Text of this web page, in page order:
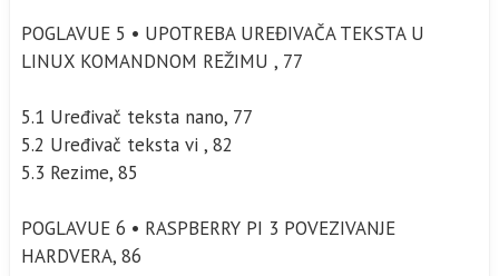
POGLAVUE 5 • UPOTREBA UREĐIVAČA TEKSTA U
LINUX KOMANDNOM REŽIMU , 77
5.1 Uređivač teksta nano, 77
5.2 Uređivač teksta vi , 82
5.3 Rezime, 85
POGLAVUE 6 • RASPBERRY PI 3 POVEZIVANJE
HARDVERA, 86